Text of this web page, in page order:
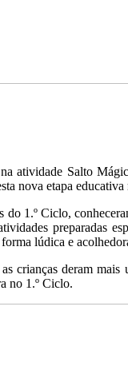
atividade Salto
nova etapa
1.º Ciclo,
preparadas
lúdica e
crianças deram
no 1.º Ciclo.